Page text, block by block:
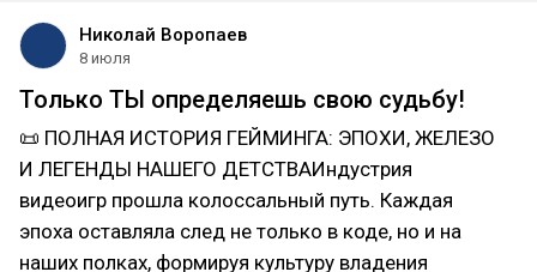
Николай Воропаев
8 июля
Только ТЫ определяешь свою судьбу!
📜 ПОЛНАЯ ИСТОРИЯ ГЕЙМИНГА: ЭПОХИ, ЖЕЛЕЗО
И ЛЕГЕНДЫ НАШЕГО ДЕТСТВАИндустрия
видеоигр прошла колоссальный путь. Каждая
эпоха оставляла след не только в коде, но и на
наших полках, формируя культуру владения